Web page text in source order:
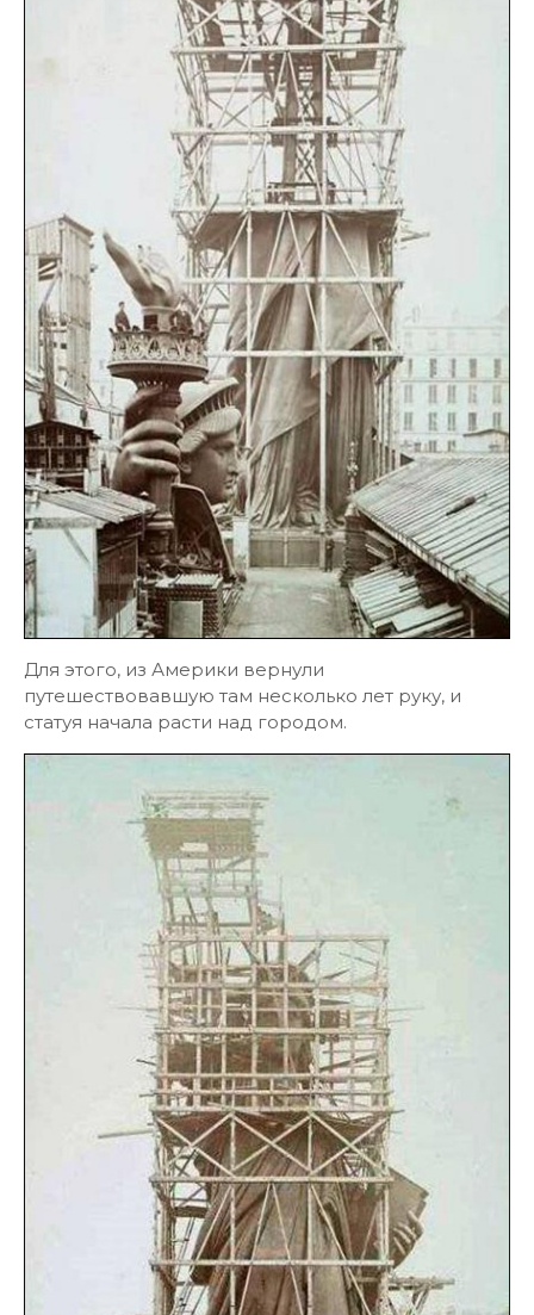
Для этого, из Америки вернули
путешествовавшую там несколько лет руку, и
статуя начала расти над городом.